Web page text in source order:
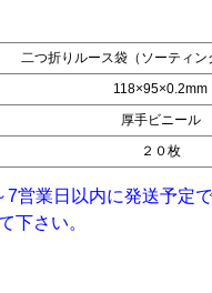
二つ折りルース袋（ソーティン
118×95×0.2mm
厚手ビニール
２０枚
営業日以内に発送予定で
下さい。